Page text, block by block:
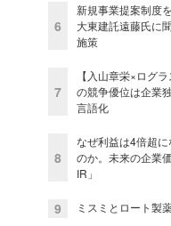
6
新規事業提案制度
大東建託遠藤氏に
施策
7
【入山章栄×ログ
の競争優位は企業
言語化
8
なぜ利益は4倍超
のか。未来の企業
IR」
9 ミスミとロート製